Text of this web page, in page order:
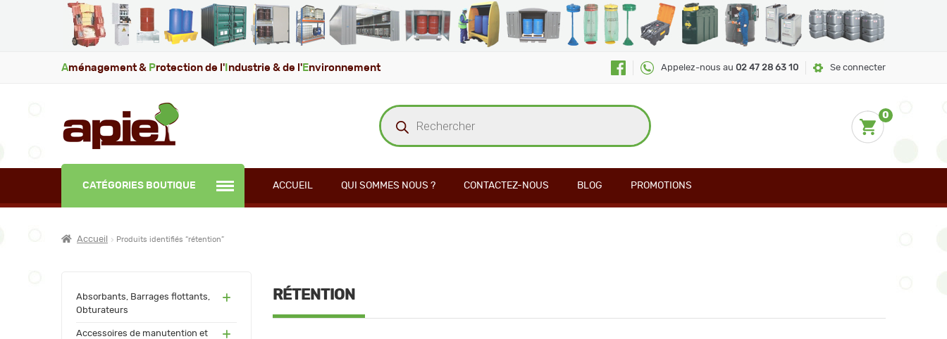
Aménagement & Protection de l' ndustrie & de l' Environnement Appelez-nous au 02 47 28 63 10 Se connecter
Recherche
de
produits
0
CATÉGORIES BOUTIQUE ACCUEIL QUI SOMMES NOUS ? CONTACTEZ-NOUS BLOG PROMOTIONS
Accueil Produits identifiés “rétention”
Absorbants, Barrages flottants,
Obturateurs
(60)
Accessoires de manutention et
(55)
RÉTENTION